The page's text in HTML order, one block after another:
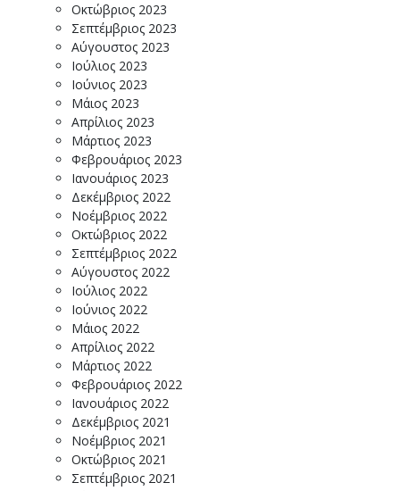
Οκτώβριος 2023
Σεπτέμβριος 2023
Αύγουστος 2023
Ιούλιος 2023
Ιούνιος 2023
Μάιος 2023
Απρίλιος 2023
Μάρτιος 2023
Φεβρουάριος 2023
Ιανουάριος 2023
Δεκέμβριος 2022
Νοέμβριος 2022
Οκτώβριος 2022
Σεπτέμβριος 2022
Αύγουστος 2022
Ιούλιος 2022
Ιούνιος 2022
Μάιος 2022
Απρίλιος 2022
Μάρτιος 2022
Φεβρουάριος 2022
Ιανουάριος 2022
Δεκέμβριος 2021
Νοέμβριος 2021
Οκτώβριος 2021
Σεπτέμβριος 2021